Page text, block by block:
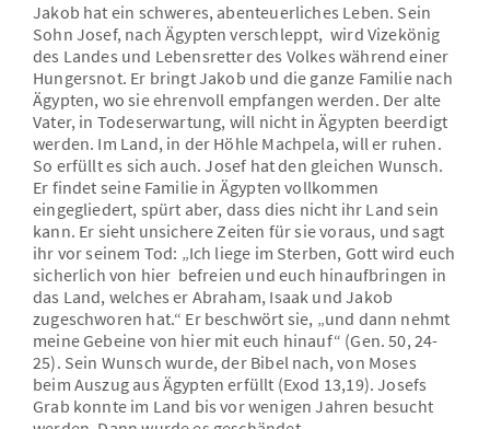
Jakob hat ein schweres, abenteuerliches Leben. Sein
Sohn Josef, nach Ägypten verschleppt, wird Vizekönig
des Landes und Lebensretter des Volkes während einer
Hungersnot. Er bringt Jakob und die ganze Familie nach
Ägypten, wo sie ehrenvoll empfangen werden. Der alte
Vater, in Todeserwartung, will nicht in Ägypten beerdigt
werden. Im Land, in der Höhle Machpela, will er ruhen.
So erfüllt es sich auch. Josef hat den gleichen Wunsch.
Er findet seine Familie in Ägypten vollkommen
eingegliedert, spürt aber, dass dies nicht ihr Land sein
kann. Er sieht unsichere Zeiten für sie voraus, und sagt
ihr vor seinem Tod: „Ich liege im Sterben, Gott wird euch
sicherlich von hier befreien und euch hinaufbringen in
das Land, welches er Abraham, Isaak und Jakob
zugeschworen hat.“ Er beschwört sie, „und dann nehmt
meine Gebeine von hier mit euch hinauf“ (Gen. 50, 24-
25). Sein Wunsch wurde, der Bibel nach, von Moses
beim Auszug aus Ägypten erfüllt (Exod 13,19). Josefs
Grab konnte im Land bis vor wenigen Jahren besucht